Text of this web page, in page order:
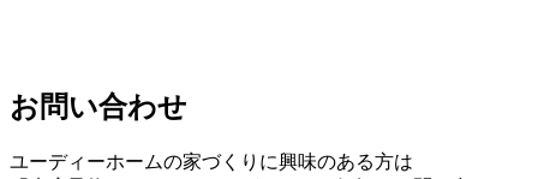
お問い合わせ
ユーディーホームの家づくりに興味のある⽅は